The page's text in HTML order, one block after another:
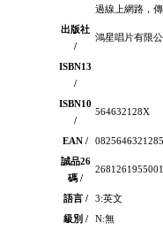
過線上網路，
出版社
/
鴻星唱片有限公
ISBN13
/
ISBN10
/
564632128X
EAN /
0825646321285
誠品26
碼 /
2681261955001
語言 /
3:英文
級別 /
N:無